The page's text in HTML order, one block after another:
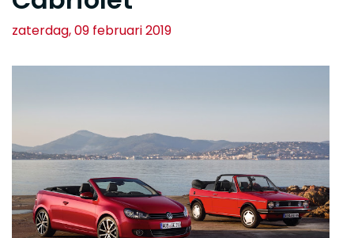
zaterdag, 09 februari 2019